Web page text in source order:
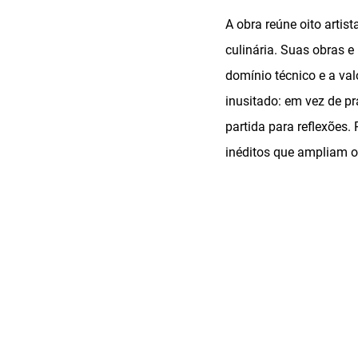
A obra reúne oito
culinária. Suas obras
domínio técnico e a
inusitado: em vez de
partida para reflexões.
inéditos que ampliam